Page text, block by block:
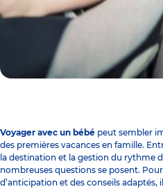
Voyager avec un bébé peut sembler
des premières vacances en famille.
la destination et la gestion du rythme
nombreuses questions se posent.
d’anticipation et des conseils adaptés,